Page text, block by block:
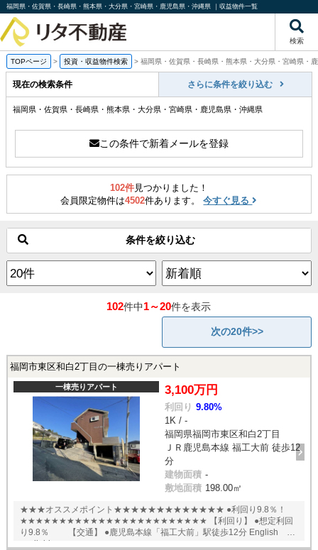
福岡県・佐賀県・長崎県・熊本県・大分県・宮崎県・鹿児島県・沖縄県 ｜収益物件一覧
検索
TOPページ > 投資・収益物件検索 > 福岡県・佐賀県・長崎県・熊本県・大分県・宮崎県・
現在の検索条件 さらに条件を絞り込む
福岡県・佐賀県・長崎県・熊本県・大分県・宮崎県・鹿児島県・沖縄県
この条件で新着メールを登録
102件見つかりました！
会員限定物件は4502件あります。今すぐ見る
条件を絞り込む
102件中1～20件を表示
次の20件>>
福岡市東区和白2丁目の一棟売りアパート
一棟売りアパート 3,100万円
利回り 9.80%
1K / -
福岡県福岡市東区和白2丁目
ＪＲ鹿児島本線 福工大前 徒歩12
分
建物面積 -
敷地面積 198.00㎡
★★★オススメポイント★★★★★★★★★★★★★ ●利回り9.8％！
★★★★★★★★★★★★★★★★★★★★★★★★ 【利回り】 ●想定利回
り9.8％ 【交通】 ●鹿児島本線「福工大前」駅徒歩12分 English
available